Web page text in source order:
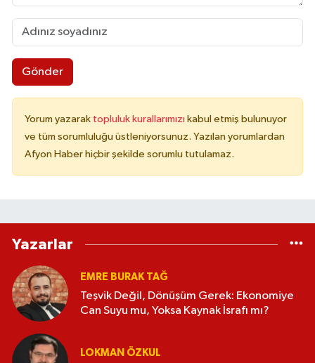
Gönder
Yorum yazarak topluluk kurallarımızı kabul etmiş bulunuyor
ve tüm sorumluluğu üstleniyorsunuz. Yazılan yorumlardan
Afyon Haber hiçbir şekilde sorumlu tutulamaz.
Yazarlar
EMRE BURAK TAĞ
Teşvik Değil, Dönüşüm Gerek: Ekonomiye
Can Suyu mu, Yoksa Kaynak İsrafı mı?
LOKMAN ÖZKUL